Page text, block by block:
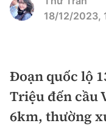
Mới nhất
Chính trị
Xã hội
Xây dựng
Chỉ đạo điều hành
Giao thông
18/12/2023,
Đoạn quốc lộ
Triệu đến cầu
6km, thường